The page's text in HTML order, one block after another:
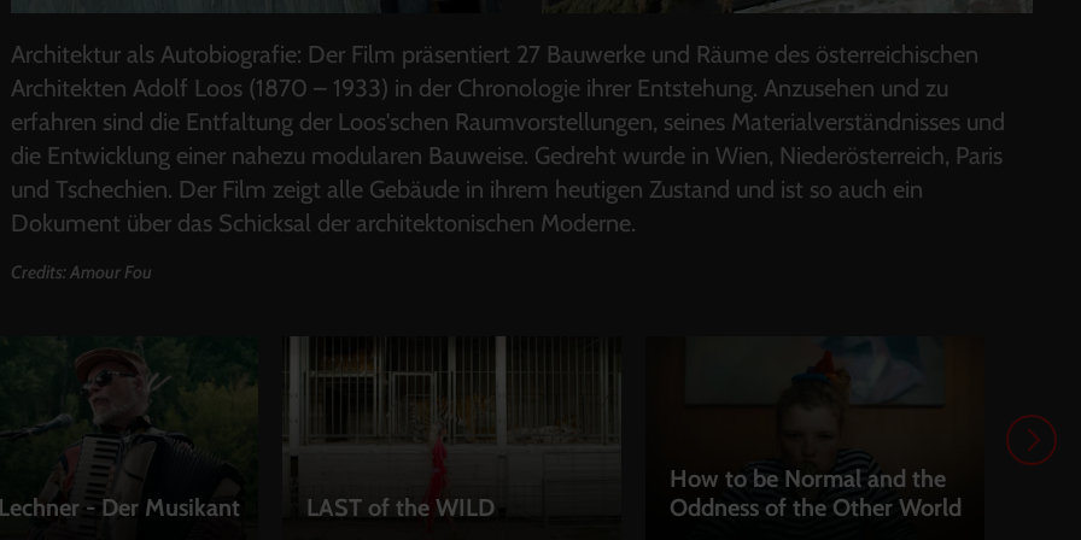
Architektur als Autobiografie: Der Film präsentiert 27 Bauwerke und Räume des österreichischen
Architekten Adolf Loos (1870 – 1933) in der Chronologie ihrer Entstehung. Anzusehen und zu
erfahren sind die Entfaltung der Loos'schen Raumvorstellungen, seines Materialverständnisses und
die Entwicklung einer nahezu modularen Bauweise. Gedreht wurde in Wien, Niederösterreich, Paris
und Tschechien. Der Film zeigt alle Gebäude in ihrem heutigen Zustand und ist so auch ein
Dokument über das Schicksal der architektonischen Moderne.
Credits: Amour Fou
- Der Musikant LAST of the WILD
LEIHEN
How to be Normal and the
Oddness of the Other World
LEIHEN